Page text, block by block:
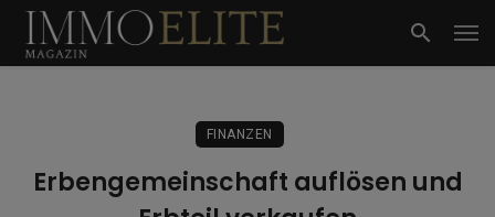
FINANZEN
Erbengemeinschaft auflösen und